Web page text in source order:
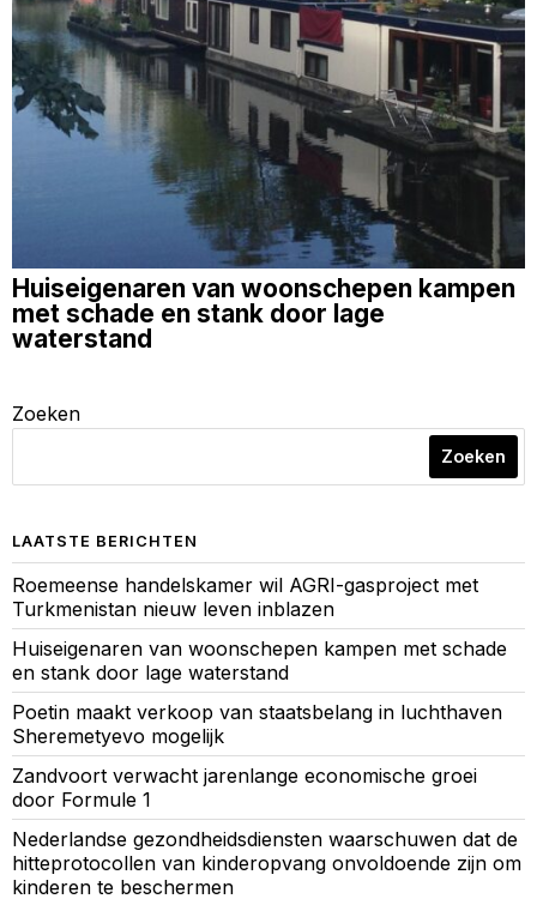
Huiseigenaren van woonschepen kampen
met schade en stank door lage
waterstand
Zoeken
Zoeken
LAATSTE BERICHTEN
Roemeense handelskamer wil AGRI-gasproject met
Turkmenistan nieuw leven inblazen
Huiseigenaren van woonschepen kampen met schade
en stank door lage waterstand
Poetin maakt verkoop van staatsbelang in luchthaven
Sheremetyevo mogelijk
Zandvoort verwacht jarenlange economische groei
door Formule 1
Nederlandse gezondheidsdiensten waarschuwen dat de
hitteprotocollen van kinderopvang onvoldoende zijn om
kinderen te beschermen